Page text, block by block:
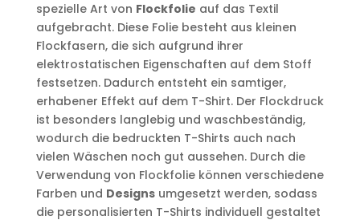
spezielle Art von Flockfolie auf das Textil
aufgebracht. Diese Folie besteht aus kleinen
Flockfasern, die sich aufgrund ihrer
elektrostatischen Eigenschaften auf dem Stoff
festsetzen. Dadurch entsteht ein samtiger,
erhabener Effekt auf dem T-Shirt. Der Flockdruck
ist besonders langlebig und waschbeständig,
wodurch die bedruckten T-Shirts auch nach
vielen Wäschen noch gut aussehen. Durch die
Verwendung von Flockfolie können verschiedene
Farben und Designsumgesetzt werden, sodass
die personalisierten T-Shirts individuell gestaltet